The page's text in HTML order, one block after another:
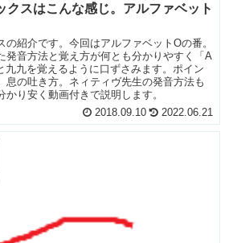
クスはこんな感じ。アルファベット
の紹介です。今回はアルファベットOの番。
発音方法と覚え方が何とも分かりやすく「A
九九を覚えるように口ずさみます。ポイン
息の吐き方。ネィティヴ先生の発音方法も
かり安く動画付きで説明します。
2018.09.10 2022.06.21